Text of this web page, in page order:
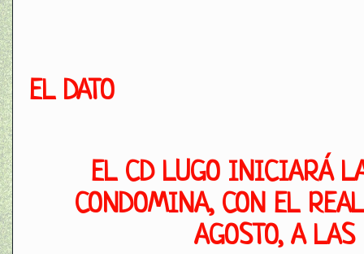
EL DATO
EL CD LUGO INICIARÁ
CONDOMINA, CON EL
AGOSTO, A